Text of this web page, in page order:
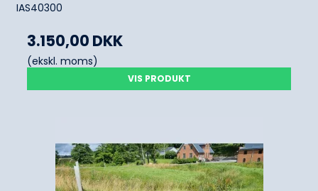
IAS40300
3.150,00 DKK
(ekskl. moms)
VIS PRODUKT